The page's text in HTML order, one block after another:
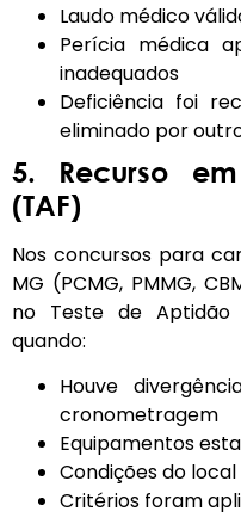
Laudo médico
Perícia médica
inadequados
Deficiência foi
eliminado por
5. Recurso
(TAF)
Nos concursos para
MG (PCMG, PMMG,
no Teste de Aptidão
quando:
Houve
cronometragem
Equipamentos
Condições do
Critérios foram